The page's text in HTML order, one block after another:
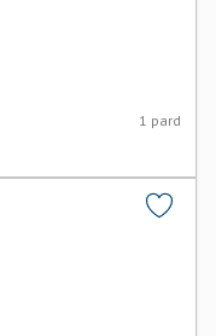
1 pard